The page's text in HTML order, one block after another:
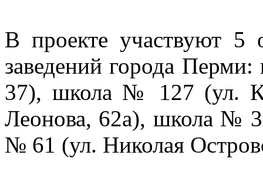
В проекте участвуют 5
заведений города
37), школа № 127 (ул.
Леонова, 62а), школа №
№ 61 (ул. Николая